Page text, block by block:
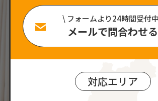
\ フォームより24時間受付
メールで問合わせる
対応エリア